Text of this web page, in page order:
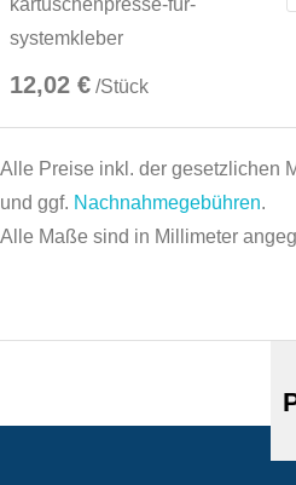
kartuschenpresse-für-
systemkleber
12,02 € /Stück
Alle Preise inkl. der gesetzlichen
und ggf. Nachnahmegebühren.
Alle Maße sind in Millimeter